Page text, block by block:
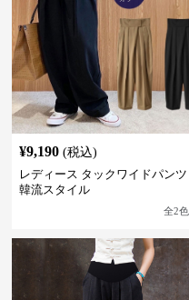
¥9,190 (税込)
レディース タックワイドパンツ
韓流スタイル
全2色